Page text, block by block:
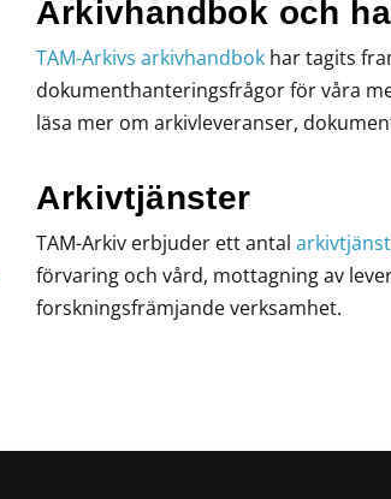
Arkivhandbok och
TAM-Arkivs arkivhandbok har tagits
dokumenthanteringsfrågor för våra
läsa mer om arkivleveranser,
Arkivtjänster
TAM-Arkiv erbjuder ett antal
förvaring och vård, mottagning av
forskningsfrämjande verksamhet.